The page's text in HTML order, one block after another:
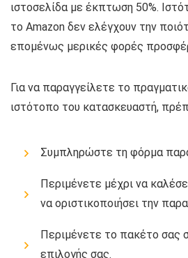
ιστοσελίδα με έκπτωση 50%.
το Amazon δεν ελέγχουν την
επομένως μερικές φορές
Για να παραγγείλετε το
ιστότοπο του κατασκευαστή,
Συμπληρώστε τη φόρμα
Περιμένετε μέχρι να
να οριστικοποιήσει την
Περιμένετε το πακέτο σας
επιλογής σας.